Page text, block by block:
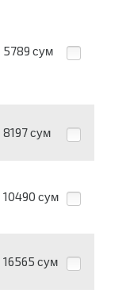
5789 сум
8197 сум
10490 сум
16565 сум